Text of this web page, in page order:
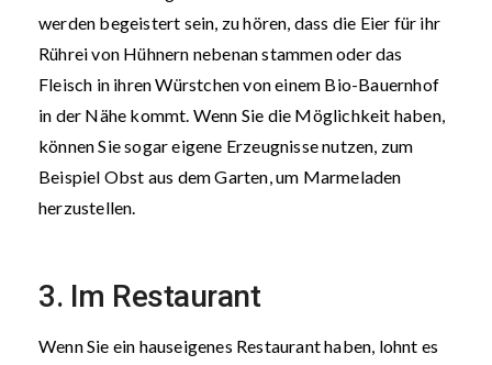
werden begeistert sein, zu hören, dass die Eier für ihr
Rührei von Hühnern nebenan stammen oder das
Fleisch in ihren Würstchen von einem Bio-Bauernhof
in der Nähe kommt. Wenn Sie die Möglichkeit haben,
können Sie sogar eigene Erzeugnisse nutzen, zum
Beispiel Obst aus dem Garten, um Marmeladen
herzustellen.
3. Im Restaurant
Wenn Sie ein hauseigenes Restaurant haben, lohnt es